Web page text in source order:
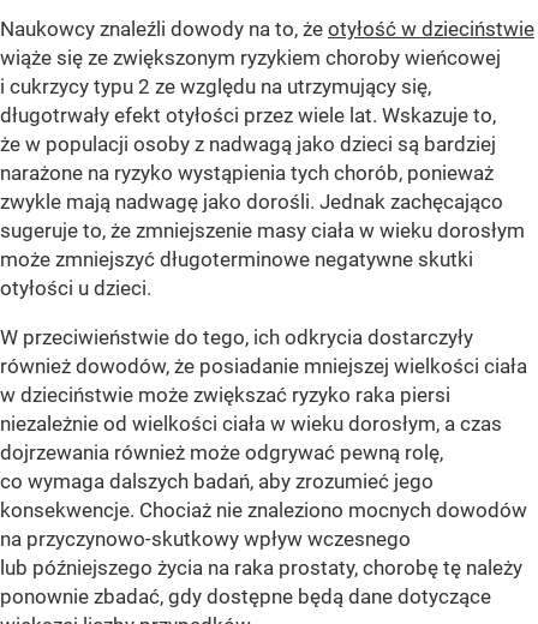
Naukowcy znaleźli dowody na to, że otyłość w dzieciństwie
wiąże się ze zwiększonym ryzykiem choroby wieńcowej
i cukrzycy typu 2 ze względu na utrzymujący się,
długotrwały efekt otyłości przez wiele lat. Wskazuje to,
że w populacji osoby z nadwagą jako dzieci są bardziej
narażone na ryzyko wystąpienia tych chorób, ponieważ
zwykle mają nadwagę jako dorośli. Jednak zachęcająco
sugeruje to, że zmniejszenie masy ciała w wieku dorosłym
może zmniejszyć długoterminowe negatywne skutki
otyłości u dzieci.
W przeciwieństwie do tego, ich odkrycia dostarczyły
również dowodów, że posiadanie mniejszej wielkości ciała
w dzieciństwie może zwiększać ryzyko raka piersi
niezależnie od wielkości ciała w wieku dorosłym, a czas
dojrzewania również może odgrywać pewną rolę,
co wymaga dalszych badań, aby zrozumieć jego
konsekwencje. Chociaż nie znaleziono mocnych dowodów
na przyczynowo-skutkowy wpływ wczesnego
lub późniejszego życia na raka prostaty, chorobę tę należy
ponownie zbadać, gdy dostępne będą dane dotyczące